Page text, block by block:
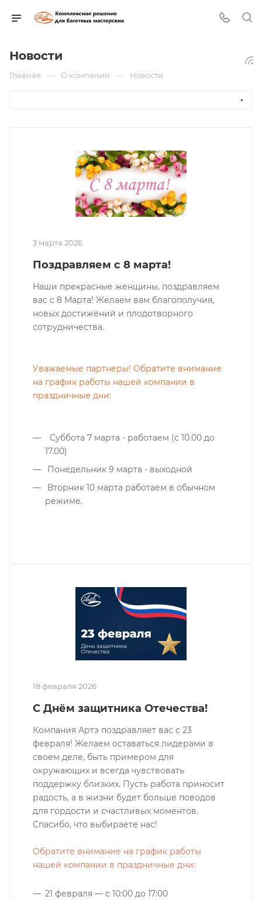
Новости
Главная — О компании — Новости
3 марта 2026
Поздравляем с 8 марта!
Наши прекрасные женщины, поздравляем
вас с 8 Марта! Желаем вам благополучия,
новых достижений и плодотворного
сотрудничества.
Уважаемые партнеры! Обратите внимание
на график работы нашей компании в
праздничные дни:
Суббота 7 марта - работаем (с 10.00 до
17.00)
Понедельник 9 марта - выходной
Вторник 10 марта работаем в обычном
режиме.
18 февраля 2026
С Днём защитника Отечества!
Компания Артэ поздравляет вас с 23
февраля! Желаем оставаться лидерами в
своем деле, быть примером для
окружающих и всегда чувствовать
поддержку близких. Пусть работа приносит
радость, а в жизни будет больше поводов
для гордости и счастливых моментов.
Спасибо, что выбираете нас!
Обратите внимание на график работы
нашей компании в праздничные дни:
21 февраля — с 10:00 до 17:00